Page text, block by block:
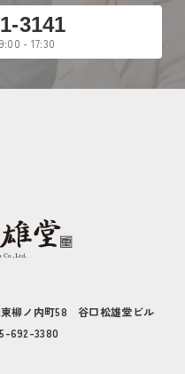
3141
- 17:30
柳ノ内町58 谷口松雄堂ビル
692-3380